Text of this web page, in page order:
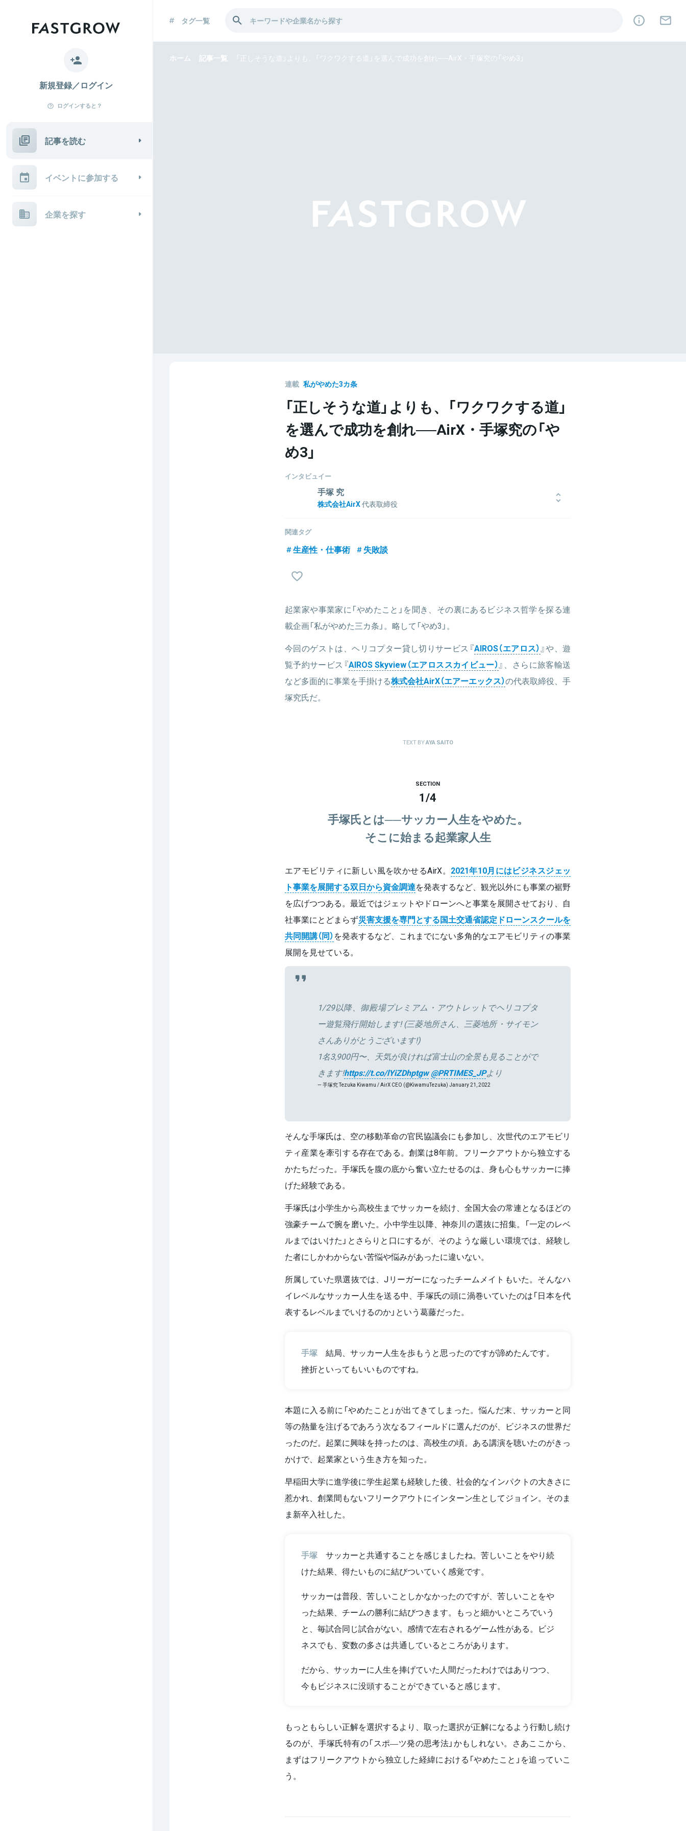
新規登録／ログイン
ログインすると？
記事を読む
イベントに参加する
企業を探す
タグ一覧
ホーム 記事一覧 「正しそうな道」よりも、「ワクワクする道」を選んで成功を創れ──AirX・手塚究の「やめ3」
連載 私がやめた3カ条
「正しそうな道」よりも、「ワクワクする道」
を選んで成功を創れ──AirX・手塚究の「や
め3」
インタビュイー
手塚 究
株式会社AirX代表取締役
ークアウトで旅行・航空業界のデジタルマーケティングを支援、広告商品企画などを経
民協議会(国交省/経産省)構成員。
関連タグ
生産性・仕事術 失敗談
起業家や事業家に「やめたこと」を聞き、その裏にあるビジネス哲学を探る連
載企画「私がやめた三カ条」。略して「やめ3」。
今回のゲストは、ヘリコプター貸し切りサービス『AIROS（エアロス）』や、遊
覧予約サービス『AIROS Skyview（エアロススカイビュー）』、さらに旅客輸送
など多面的に事業を手掛ける株式会社AirX（エアーエックス）の代表取締役、手
塚究氏だ。
TEXT BYAYA SAITO
SECTION
1/4
手塚氏とは──サッカー人生をやめた。
そこに始まる起業家人生
エアモビリティに新しい風を吹かせるAirX。 2021年10月にはビジネスジェッ
ト事業を展開する双日から資金調達を発表するなど、観光以外にも事業の裾野
を広げつつある。最近ではジェットやドローンへと事業を展開させており、自
社事業にとどまらず災害支援を専門とする国土交通省認定ドローンスクールを
共同開講（同）を発表するなど、これまでにない多角的なエアモビリティの事業
展開を見せている。
1/29以降、御殿場プレミアム・アウトレットでヘリコプタ
ー遊覧飛行開始します! (三菱地所さん、三菱地所・サイモン
さんありがとうございます!)
1名3,900円〜、天気が良ければ富士山の全景も見ることがで
きます!https://t.co/lYiZDhptgw @PRTIMES_JPより
— 手塚究 Tezuka Kiwamu / AirX CEO (@KiwamuTezuka) January 21, 2022
そんな手塚氏は、空の移動革命の官民協議会にも参加し、次世代のエアモビリ
ティ産業を牽引する存在である。創業は8年前。フリークアウトから独立する
かたちだった。手塚氏を腹の底から奮い立たせるのは、身も心もサッカーに捧
げた経験である。
手塚氏は小学生から高校生までサッカーを続け、全国大会の常連となるほどの
強豪チームで腕を磨いた。小中学生以降、神奈川の選抜に招集。「一定のレベ
ルまではいけた」とさらりと口にするが、そのような厳しい環境では、経験し
た者にしかわからない苦悩や悩みがあったに違いない。
所属していた県選抜では、Jリーガーになったチームメイトもいた。そんなハ
イレベルなサッカー人生を送る中、手塚氏の頭に渦巻いていたのは「日本を代
表するレベルまでいけるのか」という葛藤だった。
手塚
結局、サッカー人生を歩もうと思ったのですが諦めたんです。
挫折といってもいいものですね。
本題に入る前に「やめたこと」が出てきてしまった。悩んだ末、サッカーと同
等の熱量を注げるであろう次なるフィールドに選んだのが、ビジネスの世界だ
ったのだ。起業に興味を持ったのは、高校生の頃。ある講演を聴いたのがきっ
かけで、起業家という生き方を知った。
早稲田大学に進学後に学生起業も経験した後、社会的なインパクトの大きさに
惹かれ、創業間もないフリークアウトにインターン生としてジョイン。そのま
ま新卒入社した。
手塚
サッカーと共通することを感じましたね。苦しいことをやり続
けた結果、得たいものに結びついていく感覚です。
サッカーは普段、苦しいことしかなかったのですが、苦しいことをや
った結果、チームの勝利に結びつきます。もっと細かいところでいう
と、毎試合同じ試合がない。感情で左右されるゲーム性がある。ビジ
ネスでも、変数の多さは共通しているところがあります。
だから、サッカーに人生を捧げていた人間だったわけではありつつ、
今もビジネスに没頭することができていると感じます。
もっともらしい正解を選択するより、取った選択が正解になるよう行動し続け
るのが、手塚氏特有の「スポ―ツ発の思考法」かもしれない。さあここから、
まずはフリークアウトから独立した経緯における「やめたこと」を追っていこ
う。